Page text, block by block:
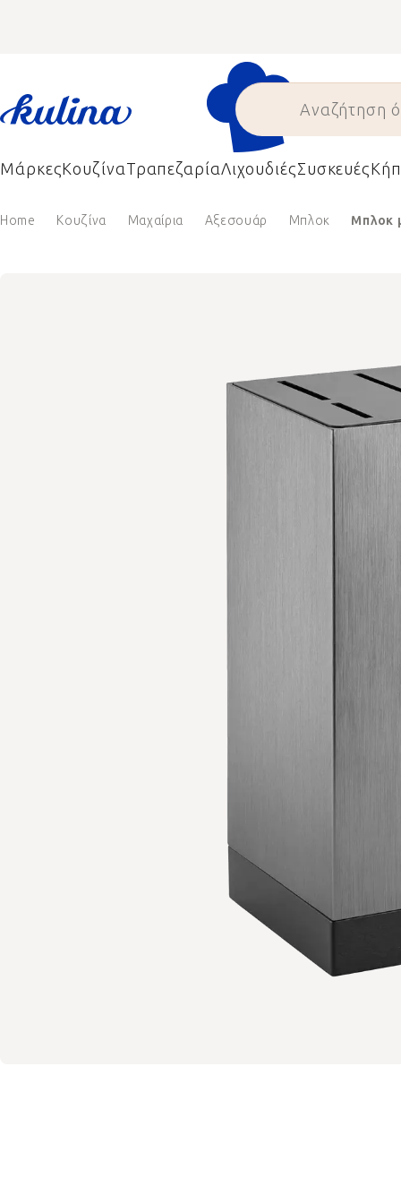
ΜάρκεςΚουζίναΤραπεζαρίαΛιχουδιέςΣυσκευές
Home Κουζίνα Μαχαίρια Αξεσουάρ Μπλοκ Μπλοκ